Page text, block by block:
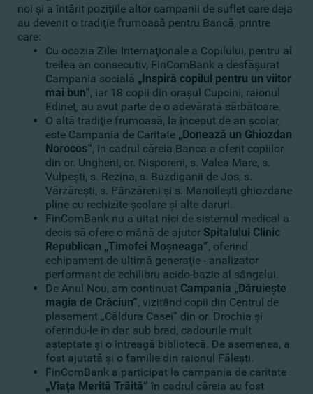
noi şi a întărit poziţiile altor campanii de suflet care deja
au devenit o tradiţie frumoasă pentru Bancă, printre
care:
Cu ocazia Zilei Internaţionale a Copilului, pentru al
treilea an consecutiv, FinComBank a desfăşurat
Campania socială „Inspiră copilul pentru un viitor
mai bun”, iar 18 copii din oraşul Cupcini, raionul
Edineţ, au avut parte de o adevărată sărbătoare.
O altă tradiţie frumoasă, la început de an şcolar,
este Campania de Caritate „Donează un Ghiozdan
Norocos”, în cadrul căreia Banca a oferit copiilor
din or. Ungheni, or. Nisporeni, s. Valea Mare, s.
Vulpești, s. Rezina, s. Buzdiganii de Jos, s.
Vărzărești, s. Pânzăreni şi s. Manoilești ghiozdane
pline cu rechizite şcolare şi alte daruri.
FinComBank nu a uitat nici de sistemul medical a
decis să ofere o mână de ajutor Spitalului Clinic
Republican „Timofei Moşneaga”, oferind
echipament de ultimă generaţie - analizator
performant de echilibru acido-bazic al sângelui.
De Anul Nou, am continuat Campania „Dăruieşte
magia de Crăciun”, vizitând copii din Centrul de
plasament „Căldura Casei” din or. Drochia şi
oferindu-le în dar, sub brad, cadourile mult
aşteptate şi o întreagă bibliotecă. De asemenea, a
fost ajutată şi o familie din raionul Făleşti.
FinComBank a participat la campania de caritate
„Viaţa Merită Trăită” în cadrul căreia au fost